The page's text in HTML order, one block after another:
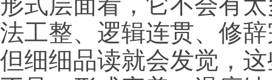
法工整、逻辑连贯、修
但细细品读就会发觉，